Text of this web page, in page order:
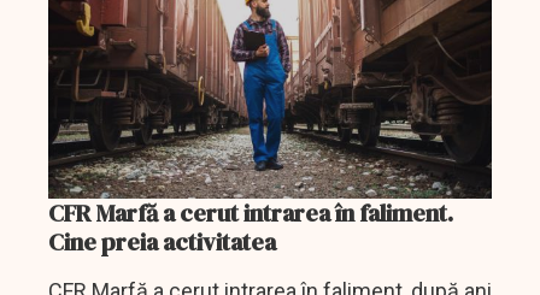
CFR Marfă a cerut intrarea în faliment.
Cine preia activitatea